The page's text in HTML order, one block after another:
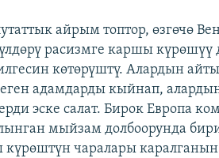
айрым топтор, өзгөчө
расизмге каршы күрөшүү
көтөрүштү. Алардын
адамдарды кыйнап,
эске салат. Бирок Европа
мыйзам долбоорунда
чаралары